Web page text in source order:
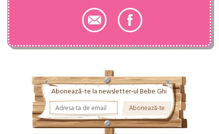
Abonează-te la newsletter-ul Bebe Ghi